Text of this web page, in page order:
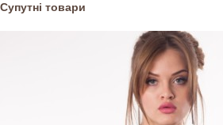
Супутні товари